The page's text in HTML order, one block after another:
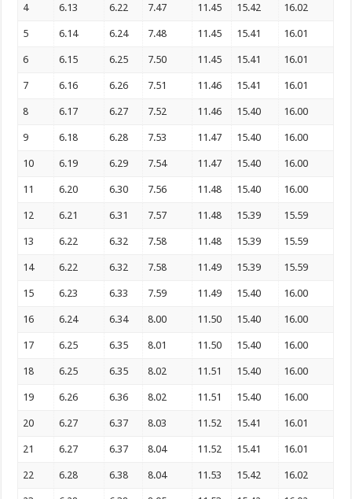
4 6.13 6.22 7.47 11.45 15.42 16.02
5 6.14 6.24 7.48 11.45 15.41 16.01
6 6.15 6.25 7.50 11.45 15.41 16.01
7 6.16 6.26 7.51 11.46 15.41 16.01
8 6.17 6.27 7.52 11.46 15.40 16.00
9 6.18 6.28 7.53 11.47 15.40 16.00
10 6.19 6.29 7.54 11.47 15.40 16.00
11 6.20 6.30 7.56 11.48 15.40 16.00
12 6.21 6.31 7.57 11.48 15.39 15.59
13 6.22 6.32 7.58 11.48 15.39 15.59
14 6.22 6.32 7.58 11.49 15.39 15.59
15 6.23 6.33 7.59 11.49 15.40 16.00
16 6.24 6.34 8.00 11.50 15.40 16.00
17 6.25 6.35 8.01 11.50 15.40 16.00
18 6.25 6.35 8.02 11.51 15.40 16.00
19 6.26 6.36 8.02 11.51 15.40 16.00
20 6.27 6.37 8.03 11.52 15.41 16.01
21 6.27 6.37 8.04 11.52 15.41 16.01
22 6.28 6.38 8.04 11.53 15.42 16.02